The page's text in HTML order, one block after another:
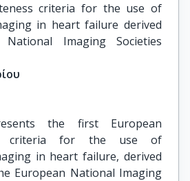
criteria for the use of
in heart failure derived
Imaging Societies
the first European
criteria for the use of
in heart failure, derived
European National Imaging